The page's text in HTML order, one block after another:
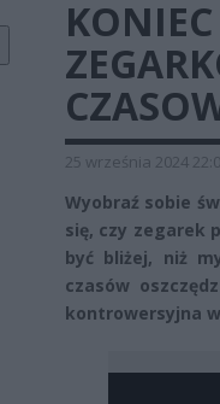
25 września 2024
Wyobraź sobie
się, czy zegarek
być bliżej, niż
czasów
kontrowersyjna